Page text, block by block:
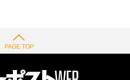
PAGE TOP